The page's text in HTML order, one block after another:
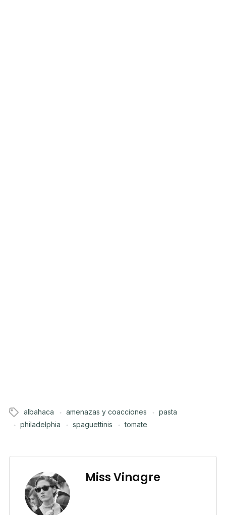
albahaca amenazas y coacciones
pasta
philadelphia
spaguettinis tomate
Miss Vinagre